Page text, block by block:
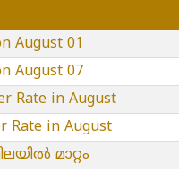
August 01
August 07
Rate in August
Rate in August
മാറ്റം